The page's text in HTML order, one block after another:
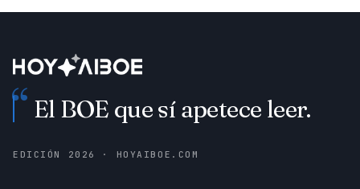
“ El BOE que sí apetece leer.
EDICIÓN 2026 · HOYAIBOE.COM